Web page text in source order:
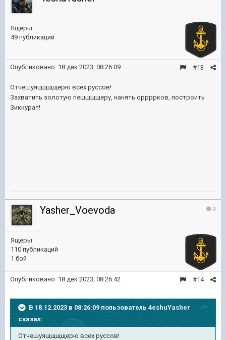
Ящеры
49 публикаций
#13
Опубликовано: 18 дек 2023, 08:26:09
Отчешуящщщщерю всех руссов!
Захватить золотую пещщщщеру, нанять оррррков, построить
Зиккурат!
0
Yasher_Voevoda
Ящеры
110 публикаций
1 бой
#14
Опубликовано: 18 дек 2023, 08:26:42
В 18.12.2023 в 08:26:09 пользователь 4eshuYasher
сказал:
Отчешуящщщщерю всех руссов!